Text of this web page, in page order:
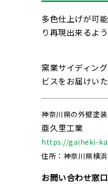
多色仕上げが可
り再現出来るよ
窯業サイディン
ビスをお届けいた
神奈川県の外壁塗
亜久里工業
https://gaiheki-
住所：神奈川県横
お問い合わせ窓口